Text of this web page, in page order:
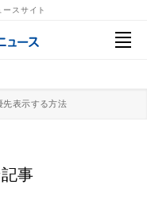
スサイト
表示する方法
事